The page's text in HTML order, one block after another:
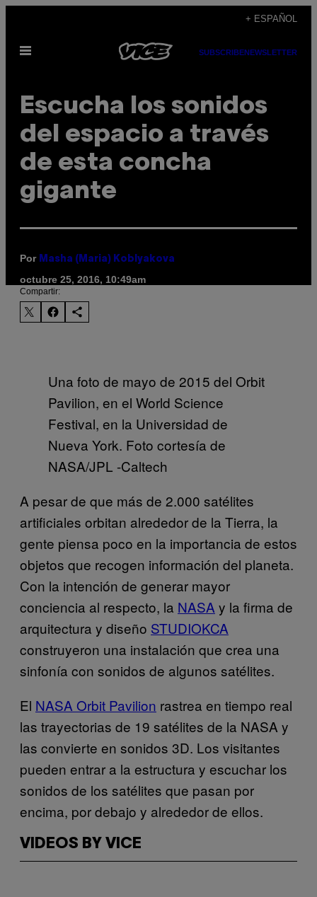
contenido
+ ESPAÑOL
Abrir
SUBSCRIBENEWSLETTER
Escucha los sonidos
del espacio a través
de esta concha
gigante
Por Masha (Maria) Koblyakova
octubre 25, 2016, 10:49am
Compartir:
Una foto de mayo de 2015 del Orbit
Pavilion, en el World Science
Festival, en la Universidad de
Nueva York. Foto cortesía de
NASA/JPL -Caltech
A pesar de que más de 2.000 satélites
artificiales orbitan alrededor de la Tierra, la
gente piensa poco en la importancia de estos
objetos que recogen información del planeta.
Con la intención de generar mayor
conciencia al respecto, la NASA y la firma de
arquitectura y diseño STUDIOKCA
construyeron una instalación que crea una
sinfonía con sonidos de algunos satélites.
El NASA Orbit Pavilion rastrea en tiempo real
las trayectorias de 19 satélites de la NASA y
las convierte en sonidos 3D. Los visitantes
pueden entrar a la estructura y escuchar los
sonidos de los satélites que pasan por
encima, por debajo y alrededor de ellos.
VIDEOS BY VICE